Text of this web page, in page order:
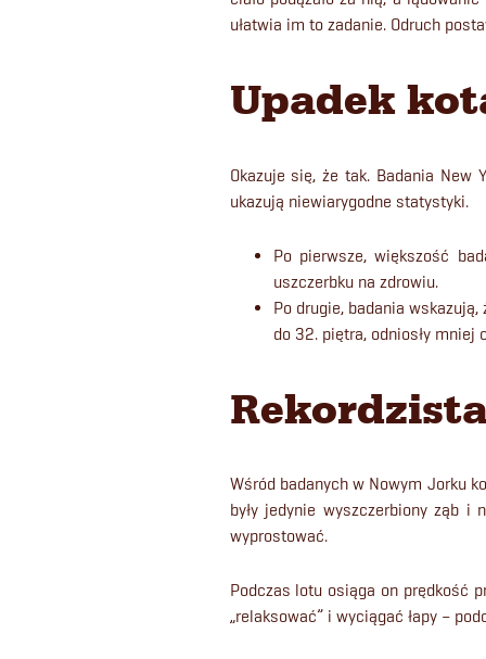
ułatwia im to zadanie. Odruch
Upadek
Okazuje się, że tak. Badania
ukazują niewiarygodne statystyki.
Po pierwsze, większość
uszczerbku na zdrowiu.
Po drugie, badania wskazują,
do 32. piętra, odniosły mniej
Wśród badanych w Nowym Jorku
były jedynie wyszczerbiony ząb i
wyprostować.
Podczas lotu osiąga on prędkość
„relaksować” i wyciągać łapy –